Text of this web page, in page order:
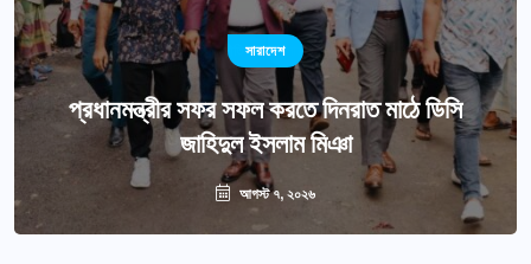
সারাদেশ
প্রধানমন্ত্রীর সফর সফল করতে দিনরাত মাঠে ডিসি
জাহিদুল ইসলাম মিঞা
আগস্ট ৭, ২০২৬